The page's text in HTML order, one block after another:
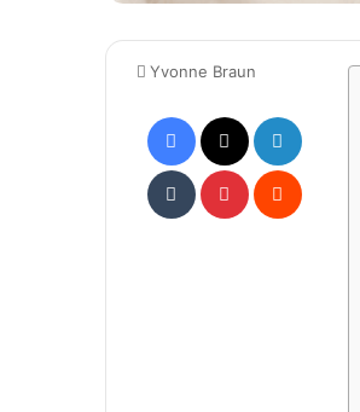
Yvonne Braun
Facebook
Tumblr Pinterest